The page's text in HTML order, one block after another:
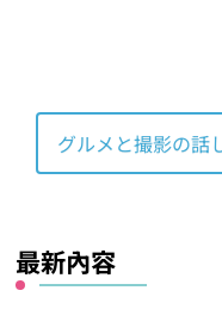
グルメと撮影の話
最新內容